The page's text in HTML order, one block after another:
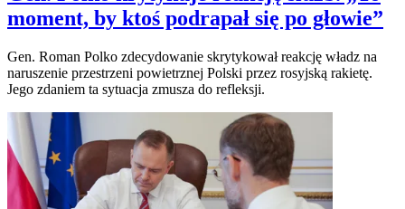
moment, by ktoś podrapał się po głowie”
Gen. Roman Polko zdecydowanie skrytykował reakcję władz na
naruszenie przestrzeni powietrznej Polski przez rosyjską rakietę.
Jego zdaniem ta sytuacja zmusza do refleksji.